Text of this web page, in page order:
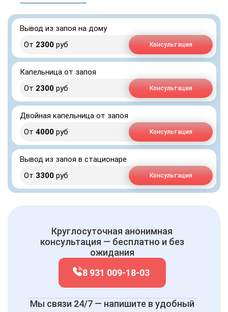
Вывод из запоя на дому
От 2300 руб Консультация
Капельница от запоя
От 2300 руб Консультация
Двойная капельница от запоя
От 4000 руб Консультация
Вывод из запоя в стационаре
От 3300 руб Консультация
Круглосуточная анонимная
консультация — бесплатно и без
ожидания
8 931 009-18-03
Мы связи 24/7 — напишите в удобный